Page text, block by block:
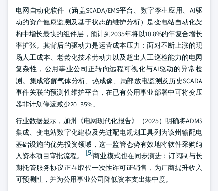
电网自动化软件（涵盖SCADA/EMS平台、数字孪生应用、AI驱
动的资产健康监测及基于状态的维护分析）是变电站自动化架
构中增长最快的组件层，预计到2035年将以10.8%的年复合增长
率扩张。其背后的驱动力是运营成本压力：面对不断上涨的现
场人工成本、老龄化技术劳动力以及超出人工巡检能力的电网
复杂性，公用事业公司正转向远程可视化与AI驱动的异常检
测。集成溶解气体分析、热成像、局部放电监测及历史SCADA
事件关联的预测性维护平台，在已有公用事业部署中可将变压
器非计划停运减少20–35%。
行业数据显示，加州《电网现代化报告》（2025）明确将ADMS
集成、变电站数字化建模及先进配电规划工具列为该州输配电
基础设施的优先投资领域，这一监管态势有效地将软件采购纳
入资本项目审批流程。
[5]商业模式也在同步演进：订阅制与长
期托管服务协议正在取代一次性许可证销售，为厂商提升收入
可预测性，并为公用事业公司降低资本支出集中度。